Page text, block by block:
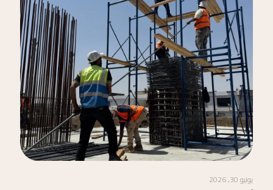
يونيو 30, 2026